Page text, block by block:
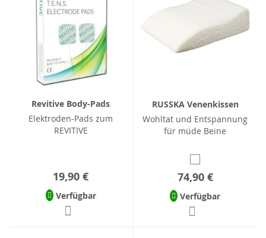
Revitive Body-Pads
Elektroden-Pads zum
REVITIVE
19,90 €
Verfügbar
RUSSKA Venenkissen
Wohltat und Entspannung
für müde Beine
74,90 €
Verfügbar